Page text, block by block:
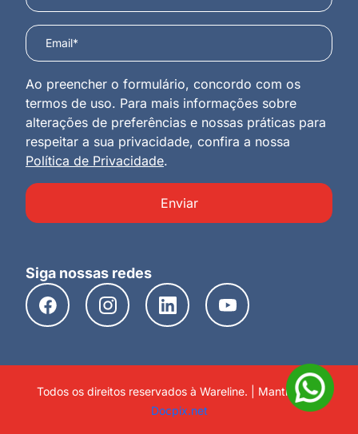
Ao preencher o formulário, concordo com os
termos de uso. Para mais informações sobre
alterações de preferências e nossas práticas para
respeitar a sua privacidade, confira a nossa
Política de Privacidade.
Enviar
Siga nossas redes
Todos os direitos reservados à Wareline. | Mantido por
Docpix.net